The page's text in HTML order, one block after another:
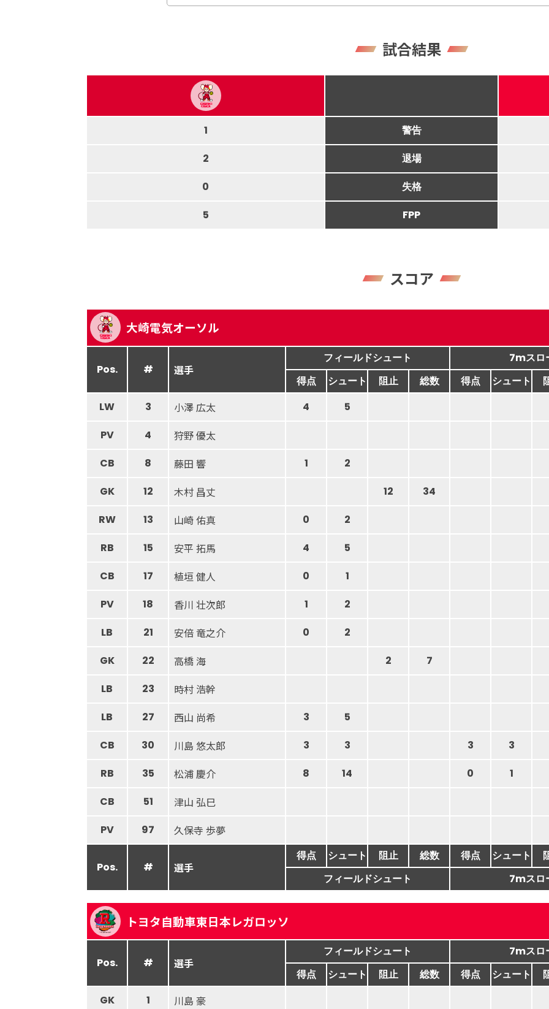
試合結果
1
警告
2
退場
0
失格
5
FPP
スコア
大崎電気オーソル
Pos. # 選手
フィールドシュート
7mスロ
得点
シュート 阻止 総数 得点 シュート
LW
3 小澤 広太 4
5
PV
4 狩野 優太
CB 8 藤田 響 1
2
GK
12 木村 昌丈 12
34
RW
13 山崎 佑真 0
2
RB
15 安平 拓馬 4
5
CB
17 植垣 健人 0
1
PV
18 香川 壮次郎 1
2
LB
21 安倍 竜之介 0
2
GK
22 高橋 海 2
7
LB
23 時村 浩幹
LB 27 西山 尚希 3
5
CB
30 川島 悠太郎 3 3 3
3
RB
35 松浦 慶介 8 14 0
1
CB
51 津山 弘巳
PV 97 久保寺 歩夢
Pos. # 選手
得点 シュート 阻止 総数 得点 シュート
フィールドシュート
7mスロ
トヨタ自動車東日本レガロッソ
Pos. # 選手
フィールドシュート
7mスロ
得点
シュート 阻止 総数 得点 シュート
GK
1 川島 豪